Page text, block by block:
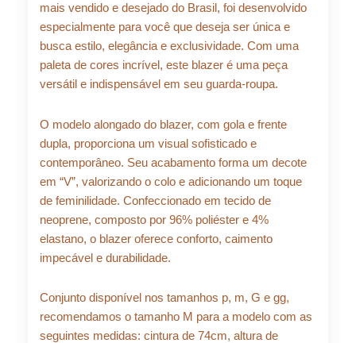
mais vendido e desejado do Brasil, foi desenvolvido
especialmente para você que deseja ser única e
busca estilo, elegância e exclusividade. Com uma
paleta de cores incrível, este blazer é uma peça
versátil e indispensável em seu guarda-roupa.
O modelo alongado do blazer, com gola e frente
dupla, proporciona um visual sofisticado e
contemporâneo. Seu acabamento forma um decote
em “V”, valorizando o colo e adicionando um toque
de feminilidade. Confeccionado em tecido de
neoprene, composto por 96% poliéster e 4%
elastano, o blazer oferece conforto, caimento
impecável e durabilidade.
Conjunto disponível nos tamanhos p, m, G e gg,
recomendamos o tamanho M para a modelo com as
seguintes medidas: cintura de 74cm, altura de